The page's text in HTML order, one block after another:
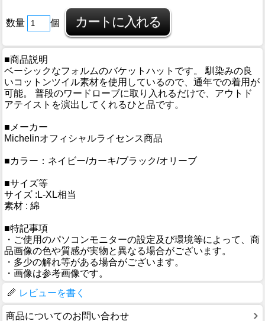
数量 個
■商品説明
ベーシックなフォルムのバケットハットです。 馴染みの良
いコットンツイル素材を使用しているので、通年での着用が
可能。 普段のワードローブに取り入れるだけで、アウトド
アテイストを演出してくれるひと品です。
■メーカー
Michelinオフィシャルライセンス商品
■カラー：ネイビー/カーキ/ブラック/オリーブ
■サイズ等
サイズ :L-XL相当
素材 : 綿
■特記事項
・ご使用のパソコンモニターの設定及び環境等によって、商
品画像の色や質感が実物と異なる場合がございます。
・多少の解れ等がある場合がございます。
・画像は参考画像です。
レビューを書く
商品についてのお問い合わせ